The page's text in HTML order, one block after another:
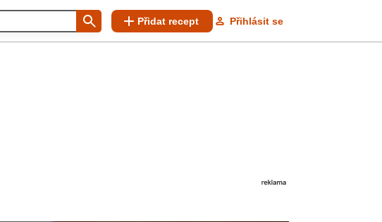
Přidat recept Přihlásit se